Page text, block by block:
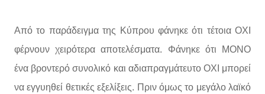
Από το παράδειγμα της Κύπρου φάνηκε ότι τέτοια ΟΧΙ
φέρνουν χειρότερα αποτελέσματα. Φάνηκε ότι ΜΟΝΟ
ένα βροντερό συνολικό και αδιαπραγμάτευτο ΟΧΙ μπορεί
να εγγυηθεί θετικές εξελίξεις. Πριν όμως το μεγάλο λαϊκό